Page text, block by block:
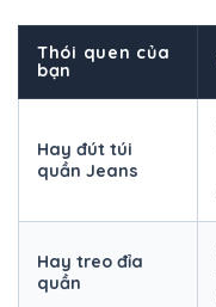
Thói quen của
bạn
Hay đút túi
quần Jeans
Hay treo đỉa
quần